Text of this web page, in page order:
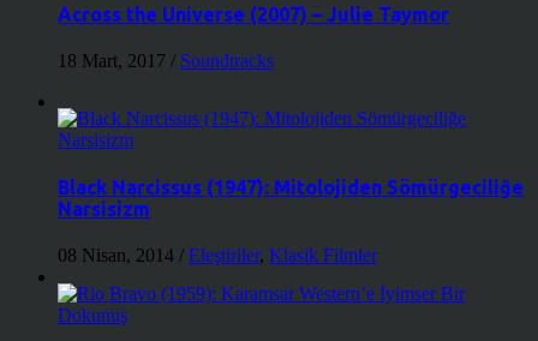
Across the Universe (2007) – Julie Taymor
18 Mart, 2017 / Soundtracks
Black Narcissus (1947): Mitolojiden Sömürgeciliğe
Narsisizm
08 Nisan, 2014 / Eleştiriler, Klasik Filmler